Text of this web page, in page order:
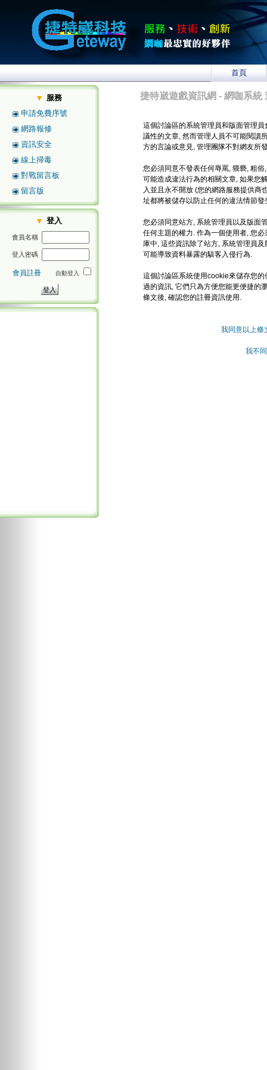
首頁
服務
申請免費序號
網路報修
資訊安全
線上掃毒
對戰留言板
留言版
登入
會員名稱
登入密碼
會員註冊 自動登入
捷特崴遊戲資訊網 - 網咖系統
這個討論區的系統管理員和版面管理
議性的文章, 然而管理人員不可能閱讀
方的言論或意見, 管理團隊不對網友所
您必須同意不發表任何辱罵, 猥褻, 粗
可能造成違法行為的相關文章, 如果您
入並且永不開放 (您的網路服務提供商
址都將被儲存以防止任何的違法情節發
您必須同意站方, 系統管理員以及版面
任何主題的權力. 作為一個使用者, 您
庫中, 這些資訊除了站方, 系統管理員
可能導致資料暴露的駭客入侵行為.
這個討論區系統使用cookie來儲存您
過的資訊, 它們只為方便您能更便捷的
條文後, 確認您的註冊資訊使用.
我同意以上條
我不